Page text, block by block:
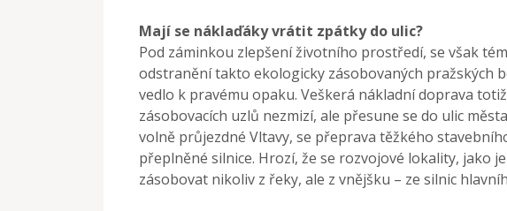
Mají se náklaďáky vrátit zpátky do ulic?
Pod záminkou zlepšení životního prostředí, se však
odstranění takto ekologicky zásobovaných pražských
vedlo k pravému opaku. Veškerá nákladní doprava
zásobovacích uzlů nezmizí, ale přesune se do ulic
volně průjezdné Vltavy, se přeprava těžkého
přeplněné silnice. Hrozí, že se rozvojové lokality, jako
zásobovat nikoliv z řeky, ale z vnějšku – ze silnic